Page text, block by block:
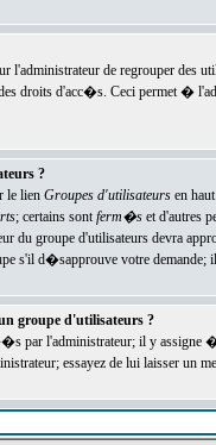
l'administrateur de regrouper des
des droits d'acc�s. Ceci permet
?
le lien Groupes d'utilisateursen haut
; certains sontferm�set d'autres
groupe d'utilisateurs devra
s'il d�sapprouve votre demande;
groupe d'utilisateurs ?
par l'administrateur; il y
essayez de lui laisser un